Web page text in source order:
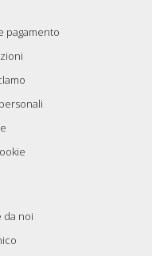
pagamento
da noi